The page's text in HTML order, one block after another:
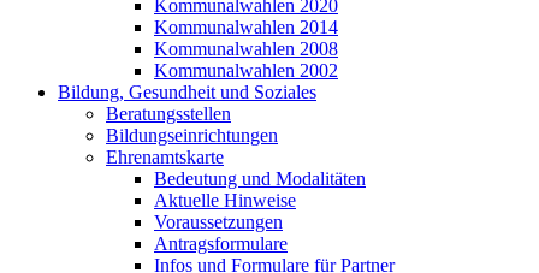
Kommunalwahlen 2020
Kommunalwahlen 2014
Kommunalwahlen 2008
Kommunalwahlen 2002
Bildung, Gesundheit und Soziales
Beratungsstellen
Bildungseinrichtungen
Ehrenamtskarte
Bedeutung und Modalitäten
Aktuelle Hinweise
Voraussetzungen
Antragsformulare
Infos und Formulare für Partner